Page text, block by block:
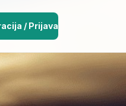
/ Prijava